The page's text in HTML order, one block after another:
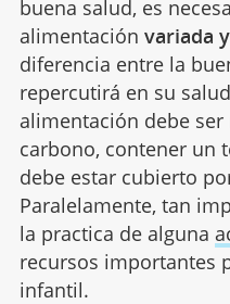
buena salud, es
alimentación variada
diferencia entre la
repercutirá en su
alimentación debe
carbono, contener un
debe estar cubierto
Paralelamente, tan
la practica de alguna
recursos importantes
infantil.